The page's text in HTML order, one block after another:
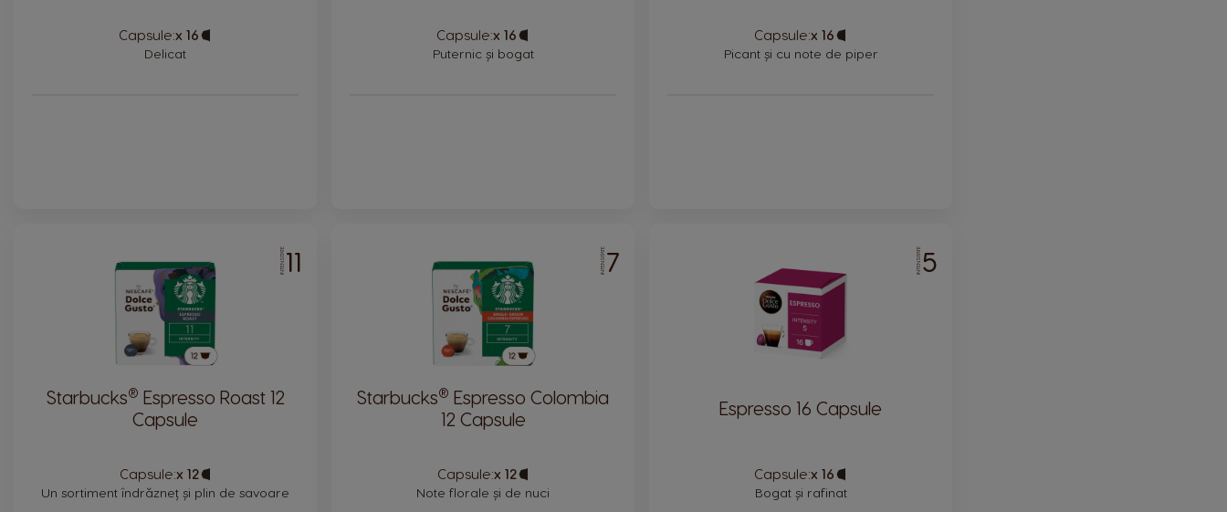
Capsule:x 16
Delicat
Capsule:x 16
Icon
Puternic și bogat
Capsule:x 16
Icon
Picant și cu note de piper
INTENSITATE11
Starbucks® Espresso Roast 12
Capsule
Capsule:x 12
Capsule
Icon
Un sortiment îndrăzneț și plin de savoare
INTENSITATE7
Starbucks® Espresso Colombia
12 Capsule
Capsule:x 12
Capsule
Icon
Note florale și de nuci
INTENSITATE5
Espresso 16 Capsule
Capsule:x 16
Icon
Bogat și rafinat